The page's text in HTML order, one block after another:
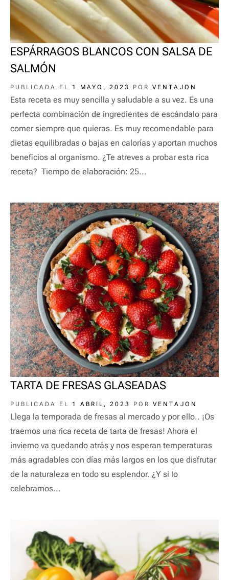
ESPÁRRAGOS BLANCOS CON SALSA DE
SALMÓN
PUBLICADA EL 1 MAYO, 2023 POR VENTAJON
Esta receta es muy sencilla y saludable a su vez. Es una
perfecta combinación de ingredientes de escándalo para
comer siempre que quieras. Es muy recomendable para
dietas equilibradas o bajas en calorías y aportan muchos
beneficios al organismo. ¿Te atreves a probar esta rica
receta? Tiempo de elaboración: 25...
TARTA DE FRESAS GLASEADAS
PUBLICADA EL 1 ABRIL, 2023 POR VENTAJON
Llega la temporada de fresas al mercado y por ello.. ¡Os
traemos una rica receta de tarta de fresas! Ahora el
invierno va quedando atrás y nos esperan temperaturas
más agradables con días más largos en los que disfrutar
de la naturaleza en todo su esplendor. ¿Y si lo
celebramos...